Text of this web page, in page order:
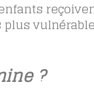
?